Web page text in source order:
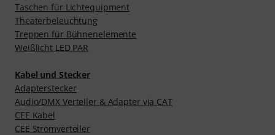
Taschen für Lichtequipment
Theaterbeleuchtung
Treppen für Bühnenelemente
Weißlicht LED PAR
Kabel und Stecker
Adapterstecker
Audio/DMX Verteiler & Adapter via CAT
CEE Kabel
CEE Stromverteiler